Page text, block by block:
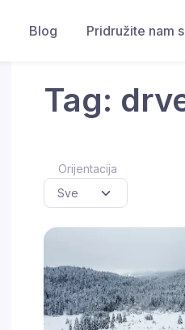
Blog Pridružite nam
Tag:
Orijentacija